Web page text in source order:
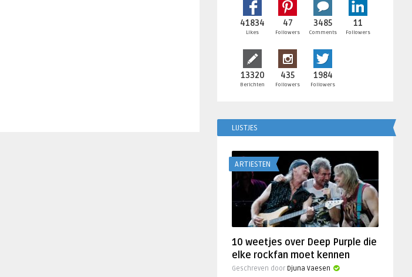
41834
Likes
47
Followers
3485
Comments
11
Followers
13320
Berichten
435
Followers
1984
Followers
LIJSTJES
ARTIESTEN
10 weetjes over Deep Purple die
elke rockfan moet kennen
Geschreven door Djuna Vaesen